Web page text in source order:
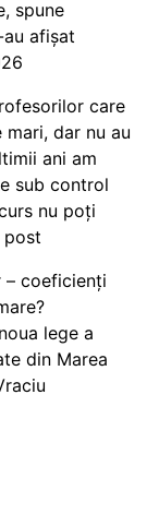
spune
afișat
care
dar nu au
ani am
sub control
nu poți
post
– coeficienți
lege a
din Marea